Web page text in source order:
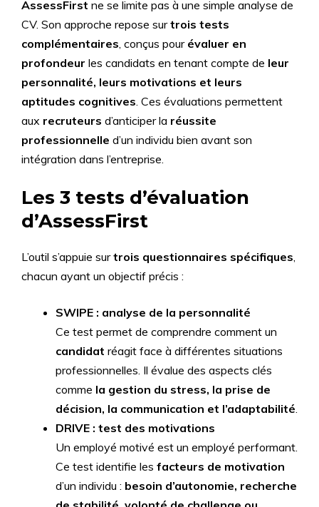
AssessFirst ne se limite pas à une simple analyse de
CV. Son approche repose surtrois tests
complémentaires, conçus pour évaluer en
profondeur les candidats en tenant compte de leur
personnalité, leurs motivations et leurs
aptitudes cognitives. Ces évaluations permettent
aux recruteurs d’anticiper la réussite
professionnelle d’un individu bien avant son
intégration dans l’entreprise.
Les 3 tests d’évaluation
d’AssessFirst
L’outil s’appuie surtrois questionnaires spécifiques,
chacun ayant un objectif précis :
SWIPE : analyse de la personnalité
Ce test permet de comprendre comment un
candidat réagit face à différentes situations
professionnelles. Il évalue des aspects clés
comme la gestion du stress, la prise de
décision, la communication et l’adaptabilité.
DRIVE : test des motivations
Un employé motivé est un employé performant.
Ce test identifie les facteurs de motivation
d’un individu : besoin d’autonomie, recherche